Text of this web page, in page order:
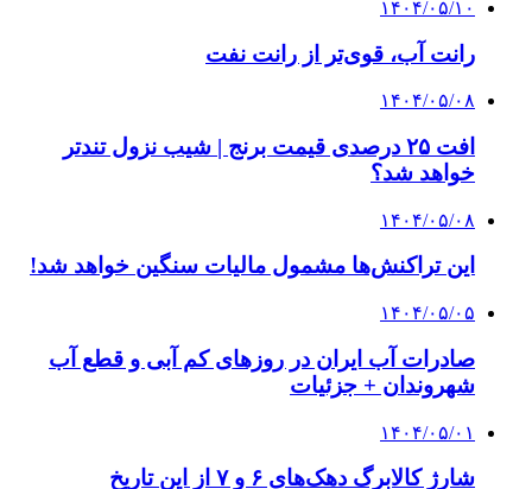
۱۴۰۴/۰۵/۱۰
رانت آب، قوی‌تر از رانت نفت
۱۴۰۴/۰۵/۰۸
افت ۲۵ درصدی قیمت برنج | شیب نزول تندتر
خواهد شد؟
۱۴۰۴/۰۵/۰۸
این تراکنش‌ها مشمول مالیات سنگین خواهد شد!
۱۴۰۴/۰۵/۰۵
صادرات آب ایران در روزهای کم آبی و قطع آب
شهروندان + جزئیات
۱۴۰۴/۰۵/۰۱
شارژ کالابرگ دهک‌های ۶ و ۷ از این تاریخ